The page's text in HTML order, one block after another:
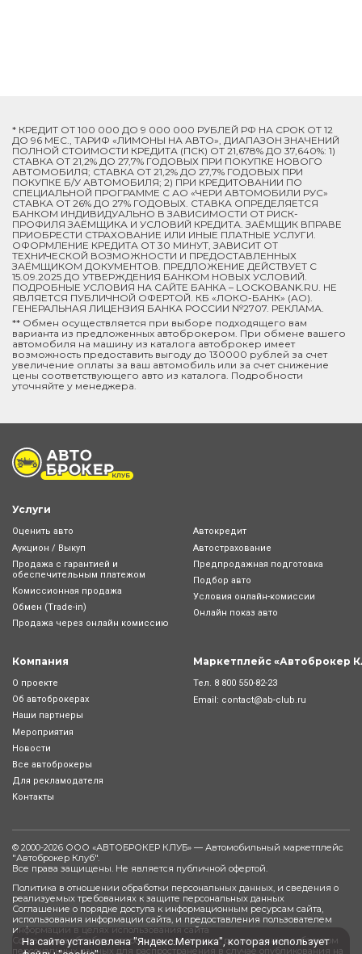
На сайте установлена "Яндекс.Метрика", которая использует
* КРЕДИТ ОТ 100 000 ДО 9 000 000 РУБЛЕЙ РФ НА СРОК ОТ 12
ДО 96 МЕС., ТАРИФ «ЛИМОНЫ НА АВТО», ДИАПАЗОН ЗНАЧЕНИЙ
ПОЛНОЙ СТОИМОСТИ КРЕДИТА (ПСК) ОТ 21,678% ДО 37,640%: 1)
СТАВКА ОТ 21,2% ДО 27,7% ГОДОВЫХ ПРИ ПОКУПКЕ НОВОГО
АВТОМОБИЛЯ; СТАВКА ОТ 21,2% ДО 27,7% ГОДОВЫХ ПРИ
ПОКУПКЕ Б/У АВТОМОБИЛЯ; 2) ПРИ КРЕДИТОВАНИИ ПО
СПЕЦИАЛЬНОЙ ПРОГРАММЕ C АО «ЧЕРИ АВТОМОБИЛИ РУС»
СТАВКА ОТ 26% ДО 27% ГОДОВЫХ. СТАВКА ОПРЕДЕЛЯЕТСЯ
БАНКОМ ИНДИВИДУАЛЬНО В ЗАВИСИМОСТИ ОТ РИСК-
ПРОФИЛЯ ЗАЁМЩИКА И УСЛОВИЙ КРЕДИТА. ЗАЁМЩИК ВПРАВЕ
ПРИОБРЕСТИ СТРАХОВАНИЕ ИЛИ ИНЫЕ ПЛАТНЫЕ УСЛУГИ.
ОФОРМЛЕНИЕ КРЕДИТА ОТ 30 МИНУТ, ЗАВИСИТ ОТ
ТЕХНИЧЕСКОЙ ВОЗМОЖНОСТИ И ПРЕДОСТАВЛЕННЫХ
ЗАЁМЩИКОМ ДОКУМЕНТОВ. ПРЕДЛОЖЕНИЕ ДЕЙСТВУЕТ С
15.09.2025 ДО УТВЕРЖДЕНИЯ БАНКОМ НОВЫХ УСЛОВИЙ.
ПОДРОБНЫЕ УСЛОВИЯ НА САЙТЕ БАНКА – LOCKOBANK.RU. НЕ
ЯВЛЯЕТСЯ ПУБЛИЧНОЙ ОФЕРТОЙ. КБ «ЛОКО-БАНК» (АО).
ГЕНЕРАЛЬНАЯ ЛИЦЕНЗИЯ БАНКА РОССИИ №2707. РЕКЛАМА.
** Обмен осуществляется при выборе подходящего вам
варианта из предложенных автоброкером. При обмене вашего
автомобиля на машину из каталога автоброкер имеет
возможность предоставить выгоду до 130000 рублей за счет
увеличение оплаты за ваш автомобиль или за счет снижение
цены соответствующего авто из каталога. Подробности
уточняйте у менеджера.
Услуги
Оценить авто
Аукцион / Выкуп
Продажа с гарантией и
обеспечительным платежом
Комиссионная продажа
Обмен (Trade-in)
Продажа через онлайн комиссию
Автокредит
Автострахование
Предпродажная подготовка
Подбор авто
Условия онлайн-комиcсии
Онлайн показ авто
Компания
О проекте
Об автоброкерах
Наши партнеры
Мероприятия
Новости
Все автоброкеры
Для рекламодателя
Контакты
Маркетплейс «Автоброкер
Тел. 8 800 550-82-23
Email: contact@ab-club.ru
© 2000-2026 ООО «АВТОБРОКЕР КЛУБ» — Автомобильный маркетплейс
"Автоброкер Клуб".
Все права защищены. Не является публичной офертой.
Политика в отношении обработки персональных данных, и сведения о
реализуемых требованиях к защите персональных данных
Соглашение о порядке доступа к информационным ресурсам сайта,
использования информации сайта, и предоставления пользователем
информации в целях использования сайта
Согласие на обработку персональных данных, разрешенных субъектом
персональных данных для распространения в случае опубликования на